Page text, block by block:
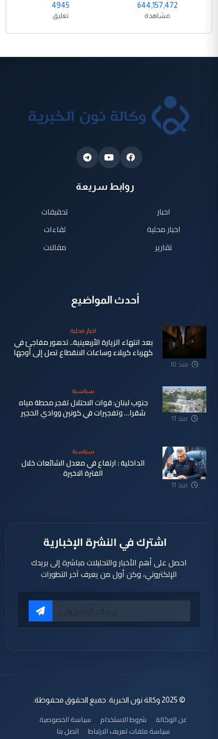
644,157,472
مشاهدة
4945
تعليق
روابط سريعة
اخبار
اخبار محلية
تقارير
تحقيقات
لقاءات
مقالات
أحدث المواضيع
منذ 10
اخبار محلية
بعد انتهاء الزيارة الأربعينية.. تدهور مفاجئ في
كهرباء كربلاء وساعات الانقطاع تصل إلى أوجها
منذ 11
سياسية
جنوب لبنان: قوات الاحتلال تفجر محطة مياه
شقرا… وتفجيرات في كونين ووادي الحجير
منذ 11
سياسية
الداخلية : ارتفاع في معدل الشائعات خلال
الفترة الاخيرة
اشترك في النشرة الإخبارية
احصل على أهم الأخبار والتحليلات مباشرة إلى بريدك
الإلكتروني، وكن أول من يعرف آخر التطورات
© 2025 وكالة نون الخبرية. جميع الحقوق محفوظة.
عن الوكالة شروط الاستخدام
سياسة الخصوصية
سياسة ملفات تعريف الارتباط
اتصل بنا